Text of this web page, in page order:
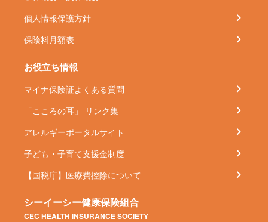
個人情報保護方針
保険料月額表
お役立ち情報
マイナ保険証よくある質問
「こころの耳」 リンク集
アレルギーポータルサイト
子ども・子育て支援金制度
【国税庁】医療費控除について
シーイーシー健康保険組合
CEC HEALTH INSURANCE SOCIETY